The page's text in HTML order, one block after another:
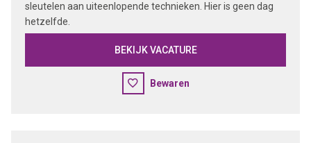
sleutelen aan uiteenlopende technieken. Hier is geen dag
hetzelfde.
BEKIJK VACATURE
Bewaren